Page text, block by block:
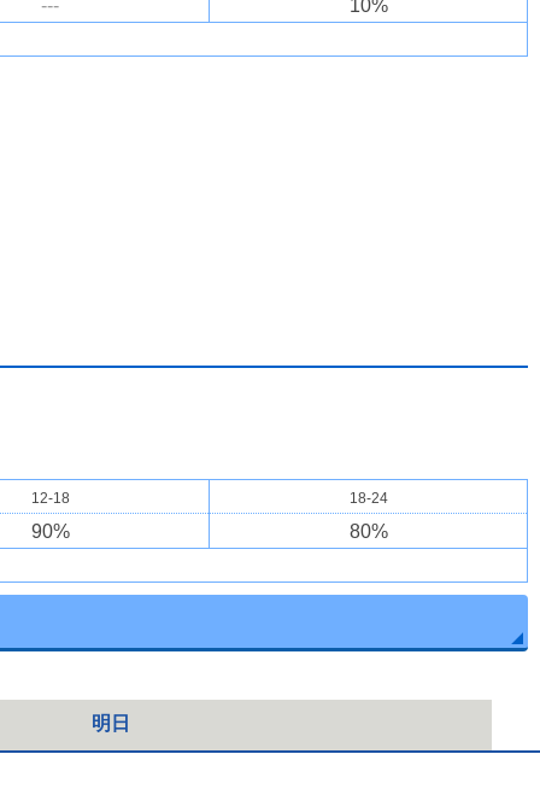
--- 10%
12-18 18-24
90% 80%
明日